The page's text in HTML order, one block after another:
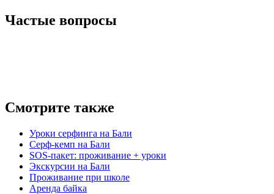
Частые вопросы
Смотрите также
Уроки серфинга на Бали
Серф-кемп на Бали
SOS-пакет: проживание + уроки
Экскурсии на Бали
Проживание при школе
Аренда байка